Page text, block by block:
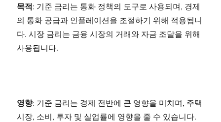
목적: 기준 금리는 통화 정책의 도구로 사용되며, 경제
의 통화 공급과 인플레이션을 조절하기 위해 적용됩니
다. 시장 금리는 금융 시장의 거래와 자금 조달을 위해
사용됩니다.
영향: 기준 금리는 경제 전반에 큰 영향을 미치며, 주택
시장, 소비, 투자 및 실업률에 영향을 줄 수 있습니다.